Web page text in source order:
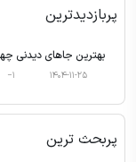
پربازدیدترین
بهترین جاهای دیدنی
1404-11-25
پربحث ترین